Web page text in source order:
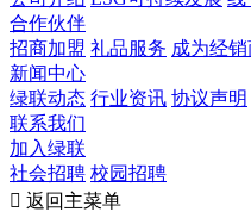
合作伙伴
招商加盟 礼品服务 成为经
新闻中心
绿联动态 行业资讯 协议声明
联系我们
加入绿联
社会招聘 校园招聘
 返回主菜单